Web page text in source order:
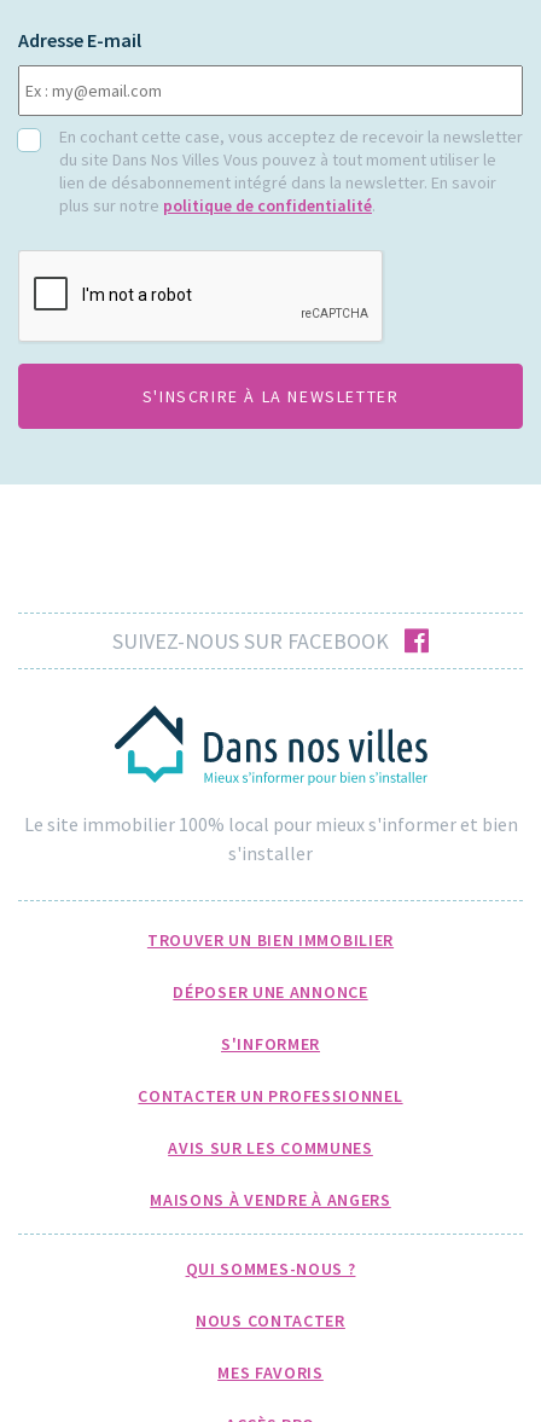
Adresse E-mail
RGPDEn cochant cette case, vous acceptez de recevoir la newsletter
du site Dans Nos Villes Vous pouvez à tout moment utiliser le
lien de désabonnement intégré dans la newsletter. En savoir
plus sur notre politique de confidentialité.
SUIVEZ-NOUS SUR FACEBOOK facebook
Le site immobilier 100% local pour mieux s'informer et bien
s'installer
TROUVER UN BIEN IMMOBILIER
DÉPOSER UNE ANNONCE
S'INFORMER
CONTACTER UN PROFESSIONNEL
AVIS SUR LES COMMUNES
MAISONS À VENDRE À ANGERS
QUI SOMMES-NOUS ?
NOUS CONTACTER
MES FAVORIS